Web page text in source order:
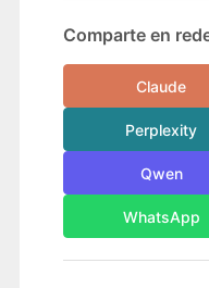
Comparte en
Claude
Perplexity
Qwen
WhatsApp